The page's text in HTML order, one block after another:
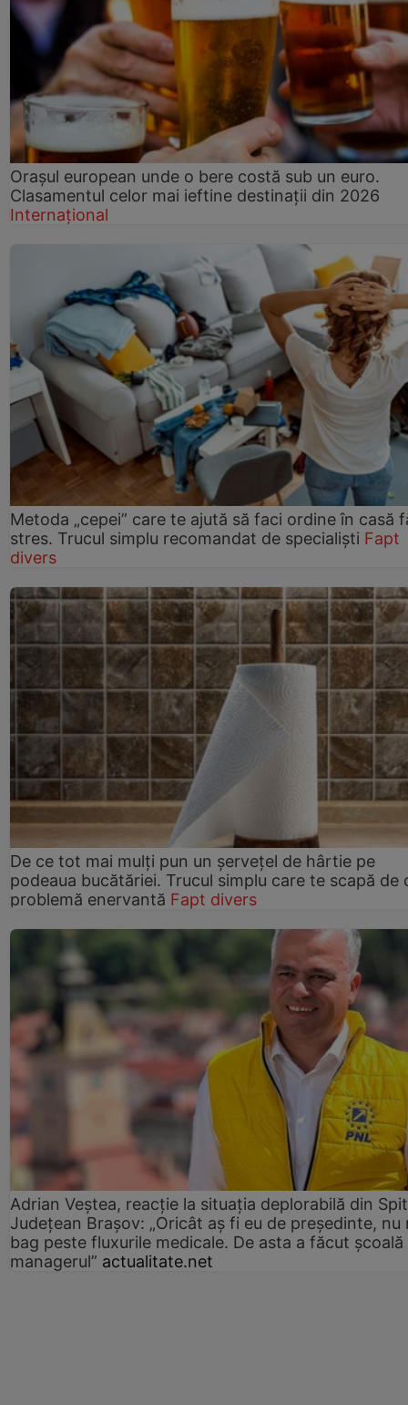
Orașul european unde o bere costă sub un euro.
Clasamentul celor mai ieftine destinații din 2026
Internațional
Metoda „cepei” care te ajută să faci ordine în casă
stres. Trucul simplu recomandat de specialiști Fapt
divers
De ce tot mai mulți pun un șervețel de hârtie pe
podeaua bucătăriei. Trucul simplu care te scapă de
problemă enervantă Fapt divers
Adrian Veștea, reacție la situația deplorabilă din
Județean Brașov: „Oricât aș fi eu de președinte, nu
bag peste fluxurile medicale. De asta a făcut școală
managerul” actualitate.net